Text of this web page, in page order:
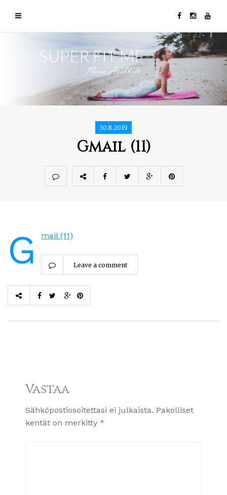
30.8.2019
Gmail (11)
G mail (11)
Leave a comment
Vastaa
Sähköpostiosoitettasi ei julkaista. Pakolliset
kentät on merkitty *